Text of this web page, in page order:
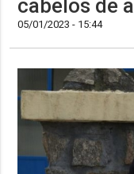
cabelos de
05/01/2023 - 15:44